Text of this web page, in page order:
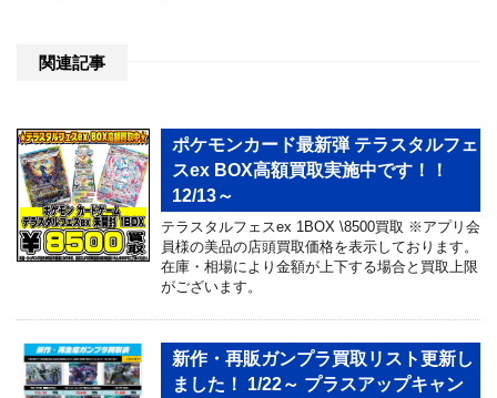
関連記事
ポケモンカード最新弾 テラスタルフェ
スex BOX高額買取実施中です！！
12/13～
テラスタルフェスex 1BOX \8500買取 ※アプリ会
員様の美品の店頭買取価格を表示しております。
在庫・相場により金額が上下する場合と買取上限
がございます。
新作・再販ガンプラ買取リスト更新し
ました！ 1/22～ プラスアップキャン